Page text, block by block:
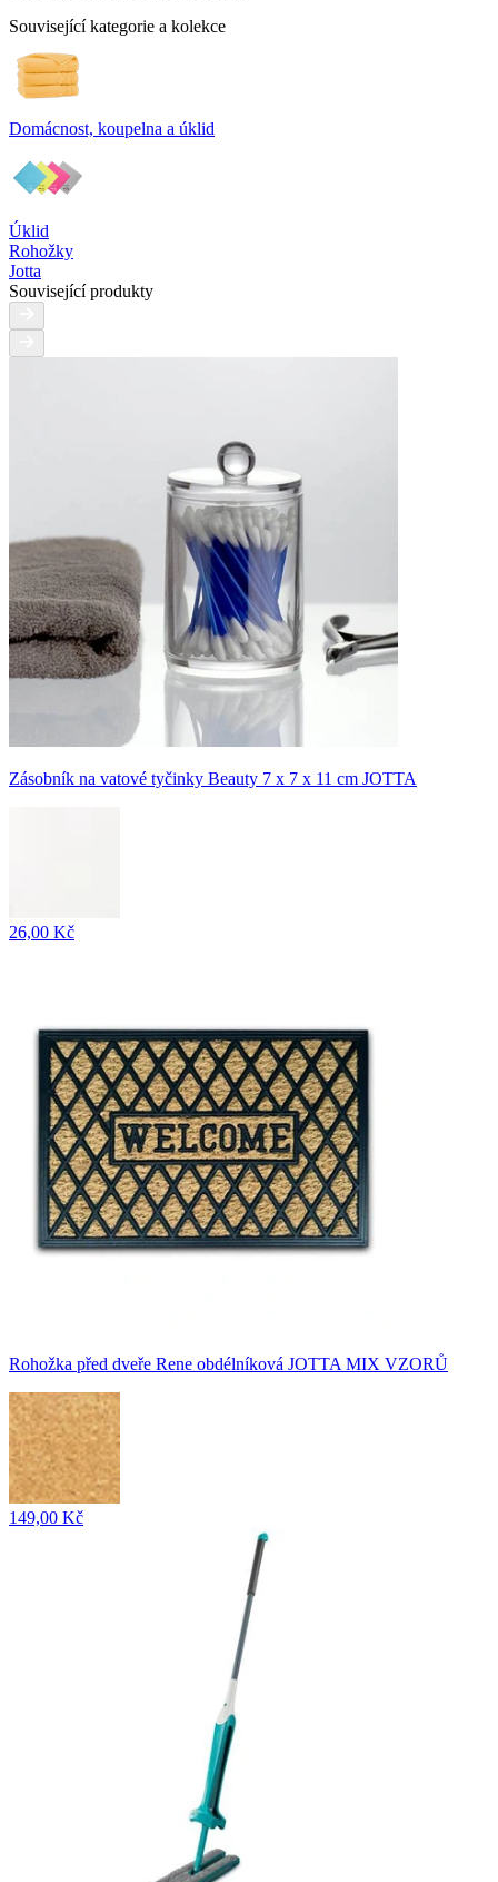
Související kategorie a kolekce
Domácnost, koupelna a úklid
Úklid
Rohožky
Jotta
Související produkty
Zásobník na vatové tyčinky Beauty 7 x 7 x 11 cm JOTTA
26,00 Kč
Rohožka před dveře Rene obdélníková JOTTA MIX VZORŮ
149,00 Kč